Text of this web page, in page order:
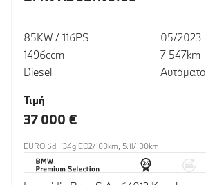
85KW / 116PS
1496ccm
Diesel
05/2023
7 547km
Αυτόματο
Τιμή
37 000 €
EURO 6d, 134g CO2/100km, 5.1l/100km